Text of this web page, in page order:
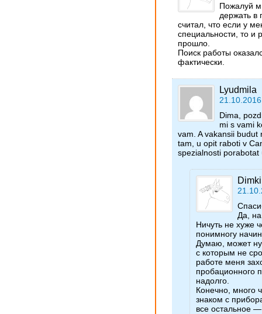
Пожалуй
держать в
считал, что если у
специальности, то и
прошло.
Поиск работы
фактически.
Lyudmila
Dima,
mi s vami
vam. A vakansii
tam, u opit raboti v
spezialnosti
Да,
Ничуть не хуже
понимногу
Думаю, может ну
с которым не
работе меня
пробационного
надолго.
Конечно, много
знаком с
все остальное